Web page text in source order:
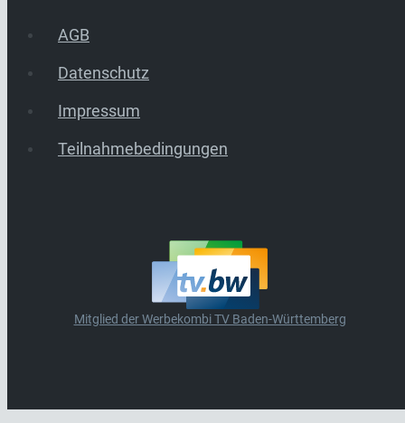
AGB
Datenschutz
Impressum
Teilnahmebedingungen
Mitglied der Werbekombi TV Baden-Württemberg